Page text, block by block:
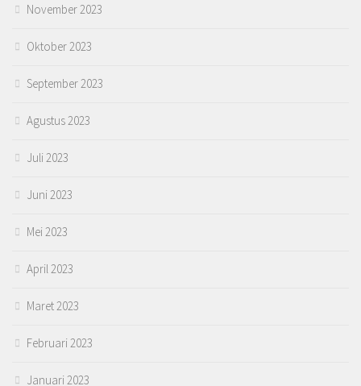
November 2023
Oktober 2023
September 2023
Agustus 2023
Juli 2023
Juni 2023
Mei 2023
April 2023
Maret 2023
Februari 2023
Januari 2023